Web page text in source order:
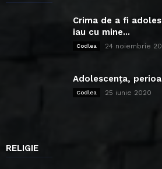
Crima de a fi
iau cu mine...
Codlea 24 noiembrie
Adolescența,
Codlea 25 iunie 2020
RELIGIE